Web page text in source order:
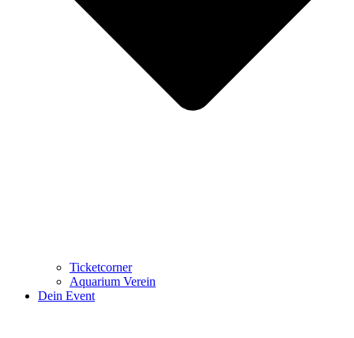
Ticketcorner
Aquarium Verein
Dein Event